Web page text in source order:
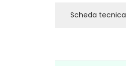
Scheda tecnica